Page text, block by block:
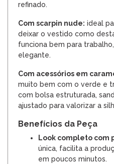
refinado.
Com scarpin nude: ideal
deixar o vestido como
funciona bem para
elegante.
Com acessórios em
muito bem com o verde e
com bolsa estruturada,
ajustado para valorizar a
Benefícios da Peça
Look completo com
única, facilita a
em poucos minutos.